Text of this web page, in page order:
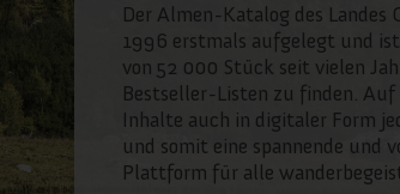
Der Almen-Katalog des Landes
1996 erstmals aufgelegt und
von 52 000 Stück seit vielen
Bestseller-Listen zu finden. Auf
Inhalte auch in digitaler Form
und somit eine spannende und
Plattform für alle